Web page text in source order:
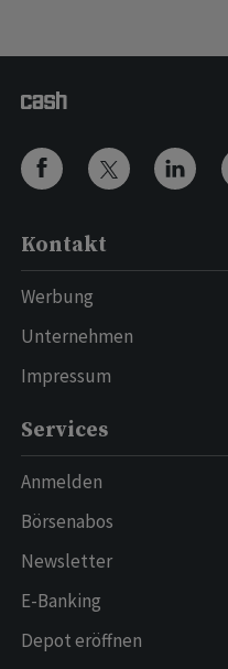
Kontakt
Werbung
Unternehmen
Impressum
Services
Anmelden
Börsenabos
Newsletter
E-Banking
Depot eröffnen